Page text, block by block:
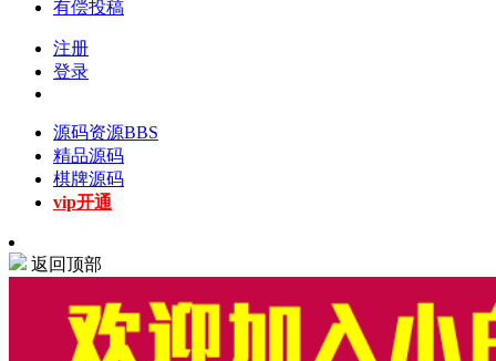
有偿投稿
注册
登录
源码资源BBS
精品源码
棋牌源码
vip开通
返回顶部